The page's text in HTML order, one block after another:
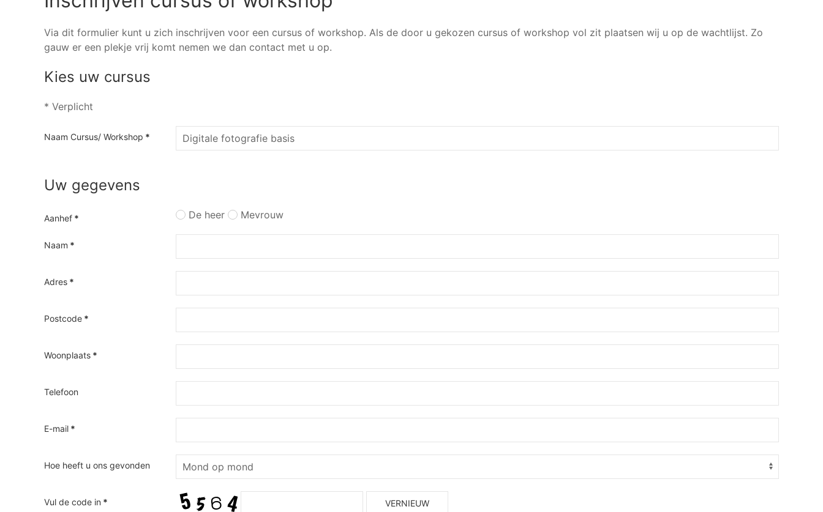
Via dit formulier kunt u zich inschrijven voor een cursus of workshop. Als de door u gekozen cursus of workshop vol zit plaatsen wij u op de wachtlijst. Zo
gauw er een plekje vrij komt nemen we dan contact met u op.
Kies uw cursus
* Verplicht
Naam Cursus/ Workshop *
Uw gegevens
Aanhef * De heer Mevrouw
Naam *
Adres *
Postcode *
Woonplaats *
Telefoon
E-mail *
Hoe heeft u ons gevonden
Vul de code in * VERNIEUW